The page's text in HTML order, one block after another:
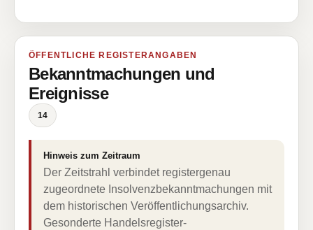
ÖFFENTLICHE REGISTERANGABEN
Bekanntmachungen und
Ereignisse
14
Hinweis zum Zeitraum
Der Zeitstrahl verbindet registergenau
zugeordnete Insolvenzbekanntmachungen mit
dem historischen Veröffentlichungsarchiv.
Gesonderte Handelsregister-